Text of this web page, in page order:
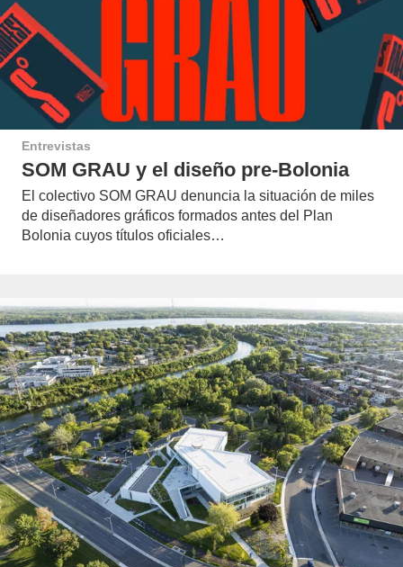
Entrevistas
SOM GRAU y el diseño pre-Bolonia
El colectivo SOM GRAU denuncia la situación de miles
de diseñadores gráficos formados antes del Plan
Bolonia cuyos títulos oficiales…